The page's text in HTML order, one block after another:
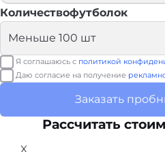
Количествофутболок
Я соглашаюсь с политикой
Даю согласие на получение
Заказать
Рассчитать
X